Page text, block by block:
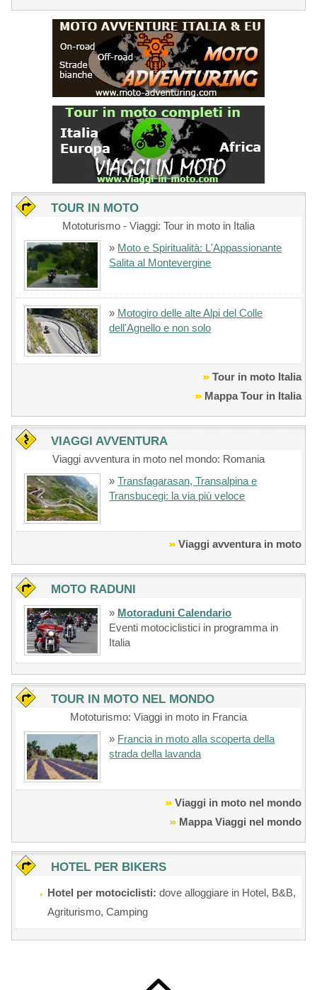
TOUR IN MOTO
Mototurismo - Viaggi: Tour in moto in Italia
» Moto e Spiritualità: L'Appassionante
Salita al Montevergine
» Motogiro delle alte Alpi del Colle
dell'Agnello e non solo
Tour in moto Italia
Mappa Tour in Italia
VIAGGI AVVENTURA
Viaggi avventura in moto nel mondo: Romania
»Transfagarasan, Transalpina e
Transbucegi: la via più veloce
Viaggi avventura in moto
MOTO RADUNI
» Motoraduni Calendario
Eventi motociclistici in programma in
Italia
TOUR IN MOTO NEL MONDO
Mototurismo: Viaggi in moto in Francia
» Francia in moto alla scoperta della
strada della lavanda
Viaggi in moto nel mondo
Mappa Viaggi nel mondo
HOTEL PER BIKERS
Hotel per motociclisti: dove alloggiare in Hotel, B&B,
Agriturismo, Camping